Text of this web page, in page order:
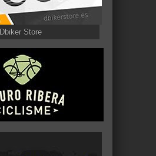
Dbiker Store